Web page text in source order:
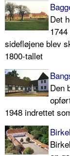
Det
sidefløjene blev
1800-tallet
Den
1948 indrettet